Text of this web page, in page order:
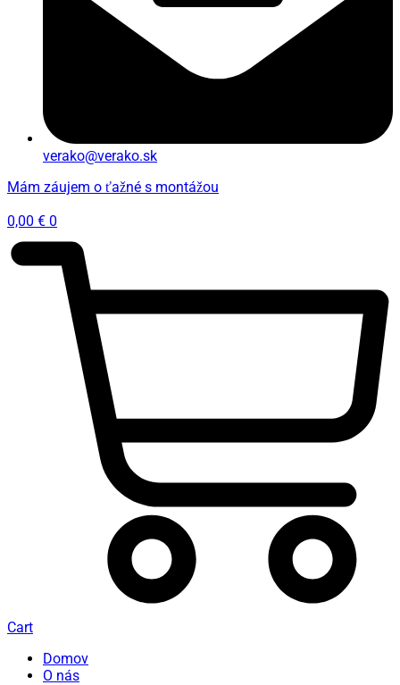
verako@verako.sk
Mám záujem o ťažné s montážou
0,00 € 0
Cart
Domov
O nás